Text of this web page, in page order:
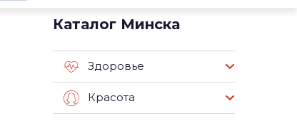
Каталог Минска
Здоровье
Красота